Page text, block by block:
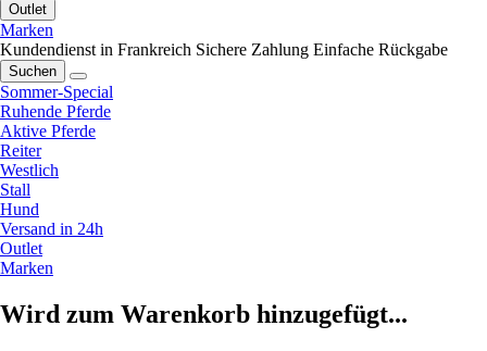
Outlet
Marken
Kundendienst in Frankreich Sichere Zahlung Einfache Rückgabe
Suchen
Sommer-Special
Ruhende Pferde
Aktive Pferde
Reiter
Westlich
Stall
Hund
Versand in 24h
Outlet
Marken
Wird zum Warenkorb hinzugefügt...